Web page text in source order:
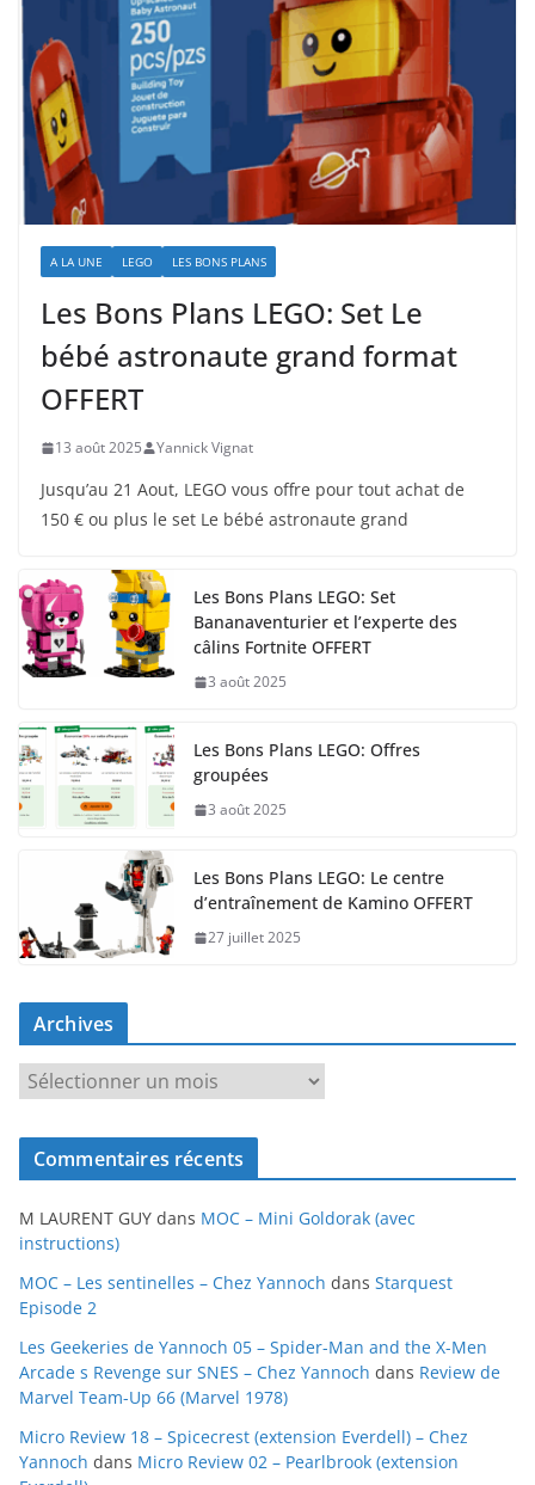
A LA UNE LEGO LES BONS PLANS
Les Bons Plans LEGO: Set Le
bébé astronaute grand format
OFFERT
13 août 2025 Yannick Vignat
Jusqu’au 21 Aout, LEGO vous offre pour tout achat de
150 € ou plus le set Le bébé astronaute grand
Les Bons Plans LEGO: Set
Bananaventurier et l’experte des
câlins Fortnite OFFERT
3 août 2025
Les Bons Plans LEGO: Offres
groupées
3 août 2025
Les Bons Plans LEGO: Le centre
d’entraînement de Kamino OFFERT
27 juillet 2025
Archives
c
v
e
s
Commentaires récents
M LAURENT GUY dans MOC – Mini Goldorak (avec
instructions)
MOC – Les sentinelles – Chez Yannoch dans Starquest
Episode 2
Les Geekeries de Yannoch 05 – Spider-Man and the X-Men
Arcade s Revenge sur SNES – Chez Yannoch dans Review de
Marvel Team-Up 66 (Marvel 1978)
Micro Review 18 – Spicecrest (extension Everdell) – Chez
Yannoch dans Micro Review 02 – Pearlbrook (extension